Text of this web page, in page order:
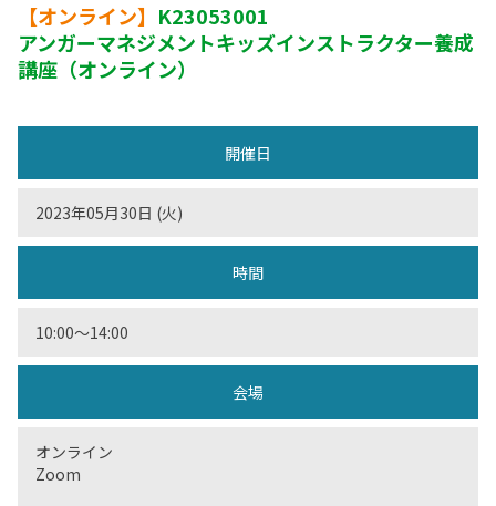
【オンライン】 K23053001
アンガーマネジメントキッズインストラクター養成
講座（オンライン）
開催日
2023年05月30日 (火)
時間
10:00〜14:00
会場
オンライン
Zoom